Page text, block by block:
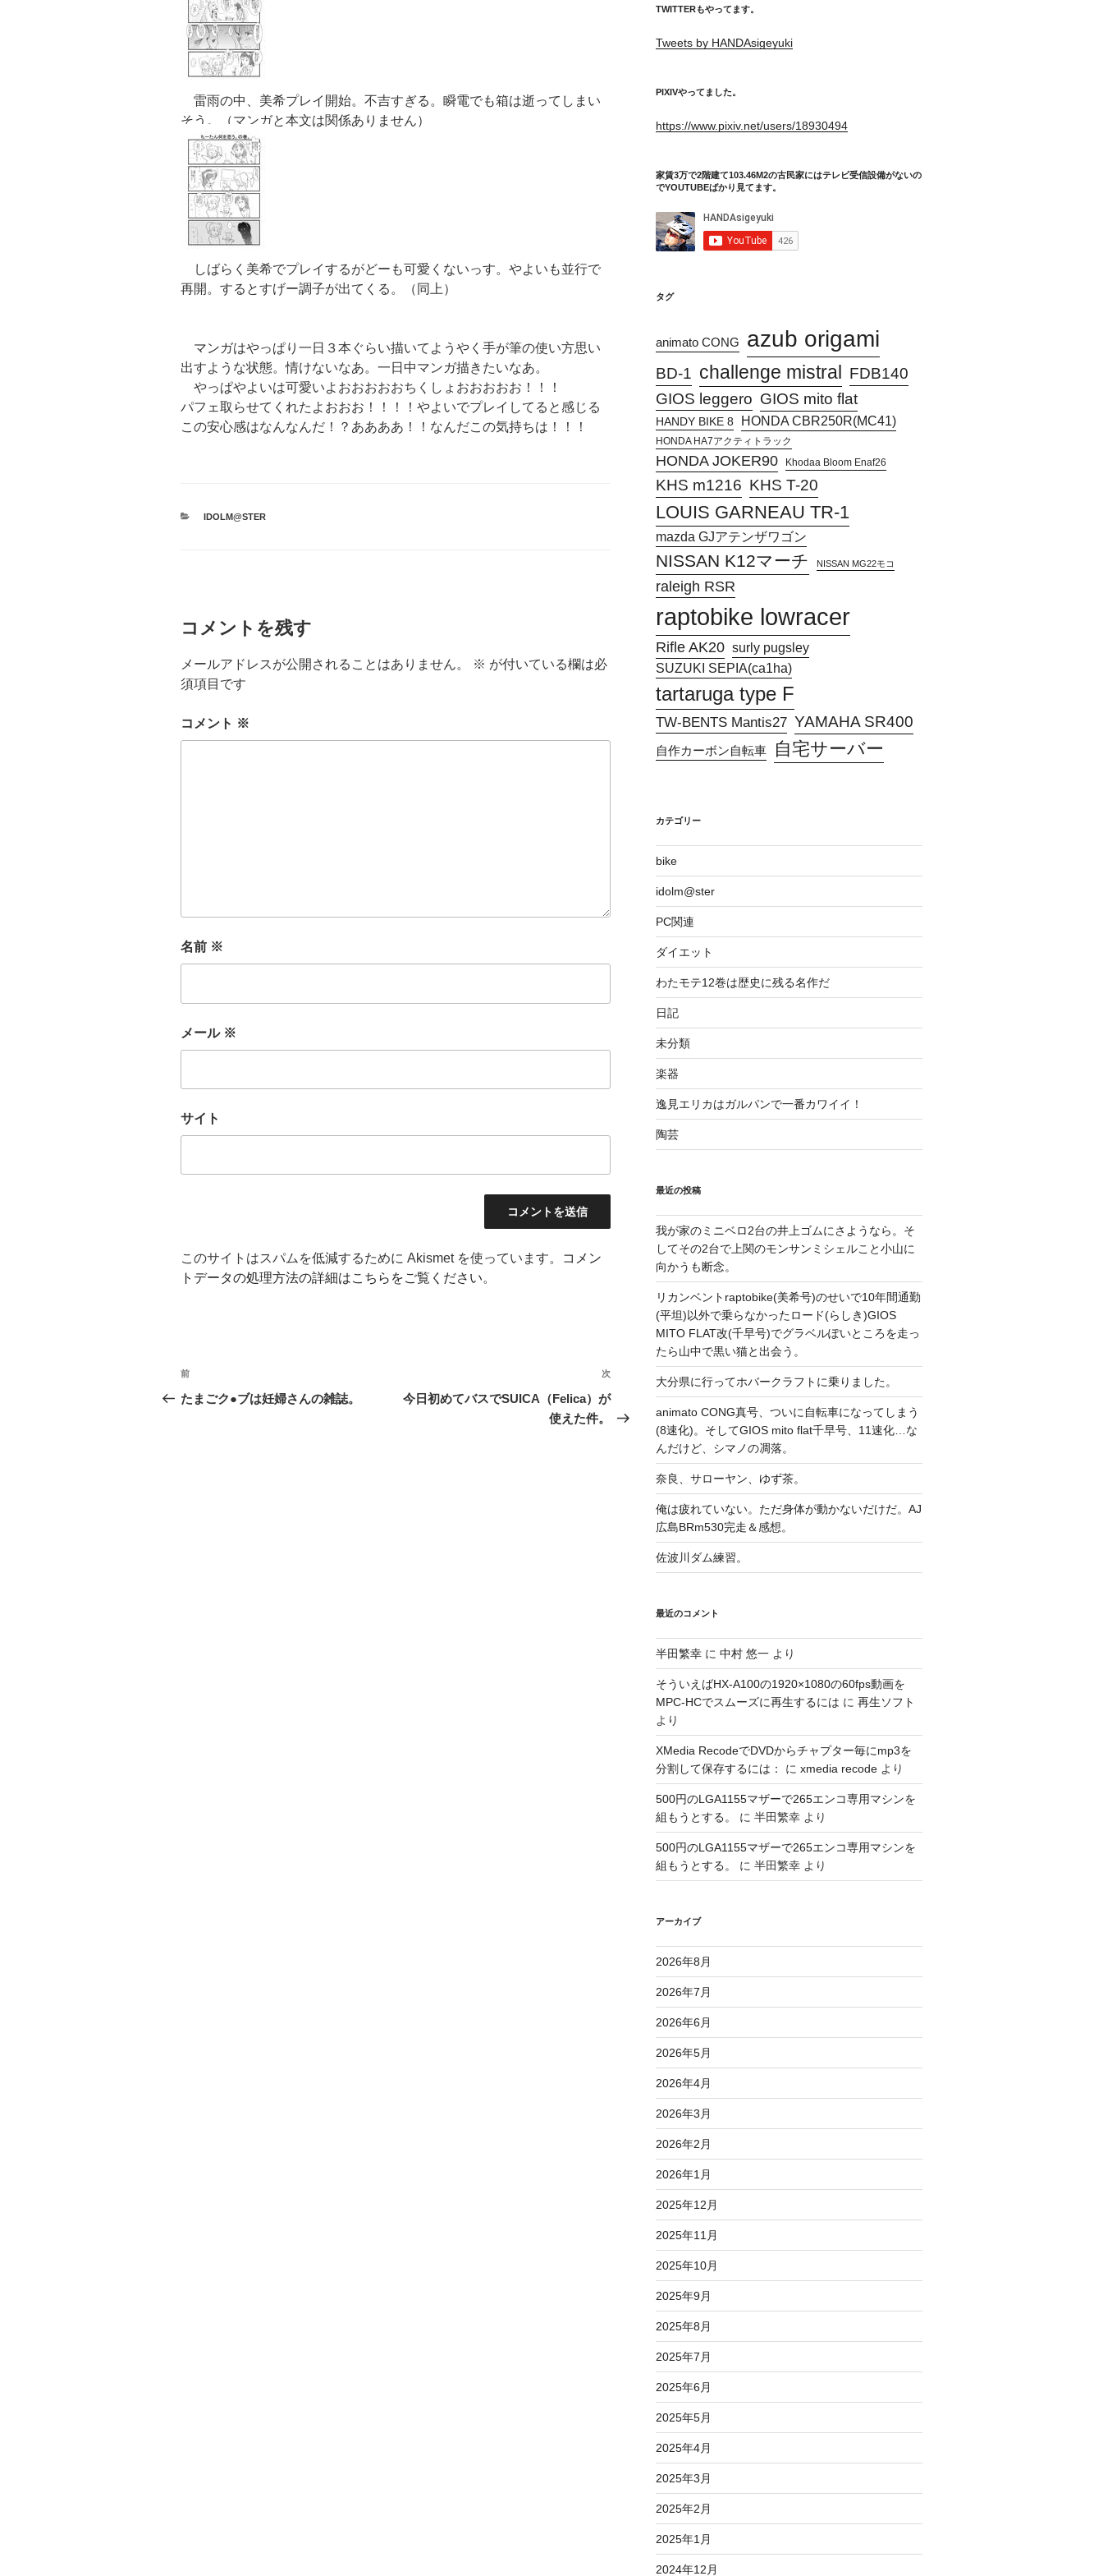
雷雨の中、美希プレイ開始。不吉すぎる。瞬電でも箱は逝ってしまい
そう。（マンガと本文は関係ありません）
しばらく美希でプレイするがどーも可愛くないっす。やよいも並行で
再開。するとすげー調子が出てくる。（同上）
マンガはやっぱり一日３本ぐらい描いてようやく手が筆の使い方思い
出すような状態。情けないなあ。一日中マンガ描きたいなあ。
やっぱやよいは可愛いよおおおおおちくしょおおおおお！！！
パフェ取らせてくれたよおおお！！！！やよいでプレイしてると感じる
この安心感はなんなんだ！？ああああ！！なんだこの気持ちは！！！
カIDOLM@STER
コメントを残す
メールアドレスが公開されることはありません。 ※ が付いている欄は必
須項目です
コメント ※
名前 ※
メール ※
サイト
このサイトはスパムを低減するために Akismet を使っています。
コメン
トデータの処理方法の詳細はこちらをご覧ください。
投
稿
前
の
前
たまごク●ブは妊婦さんの雑誌。
次
の
投
次
今日初めてバスでSUICA（Felica）が
使えた件。
TWITTERもやってます。
Tweets by HANDAsigeyuki
PIXIVやってました。
https://www.pixiv.net/users/18930494
家賃3万で2階建て103.46M2の古民家にはテレビ受信設備がないの
でYOUTUBEばかり見てます。
タグ
animato CONG azub origami
BD-1 challenge mistral
FDB140
GIOS leggero GIOS mito flat
HANDY BIKE 8 HONDA CBR250R(MC41)
HONDA HA7アクティトラック
HONDA JOKER90 Khodaa Bloom Enaf26
KHS m1216 KHS T-20
LOUIS GARNEAU TR-1
mazda GJアテンザワゴン
NISSAN K12マーチ NISSAN MG22モコ
raleigh RSR
raptobike lowracer
Rifle AK20 surly pugsley
SUZUKI SEPIA(ca1ha)
tartaruga type F
TW-BENTS Mantis27 YAMAHA SR400
自作カーボン自転車 自宅サーバー
カテゴリー
bike
idolm@ster
PC関連
ダイエット
わたモテ12巻は歴史に残る名作だ
日記
未分類
楽器
逸見エリカはガルパンで一番カワイイ！
陶芸
最近の投稿
我が家のミニベロ2台の井上ゴムにさようなら。そ
してその2台で上関のモンサンミシェルこと小山に
向かうも断念。
リカンベントraptobike(美希号)のせいで10年間通勤
(平坦)以外で乗らなかったロード(らしき)GIOS
MITO FLAT改(千早号)でグラベルぽいところを走っ
たら山中で黒い猫と出会う。
大分県に行ってホバークラフトに乗りました。
animato CONG真号、ついに自転車になってしまう
(8速化)。そしてGIOS mito flat千早号、11速化…な
んだけど、シマノの凋落。
奈良、サローヤン、ゆず茶。
俺は疲れていない。ただ身体が動かないだけだ。AJ
広島BRm530完走＆感想。
佐波川ダム練習。
最近のコメント
半田繁幸に 中村 悠一より
そういえばHX-A100の1920×1080の60fps動画を
MPC-HCでスムーズに再生するには に 再生ソフト
より
XMedia RecodeでDVDからチャプター毎にmp3を
分割して保存するには：
に xmedia recodeより
500円のLGA1155マザーで265エンコ専用マシンを
組もうとする。
に 半田繁幸より
500円のLGA1155マザーで265エンコ専用マシンを
組もうとする。
に 半田繁幸より
アーカイブ
2026年8月
2026年7月
2026年6月
2026年5月
2026年4月
2026年3月
2026年2月
2026年1月
2025年12月
2025年11月
2025年10月
2025年9月
2025年8月
2025年7月
2025年6月
2025年5月
2025年4月
2025年3月
2025年2月
2025年1月
2024年12月